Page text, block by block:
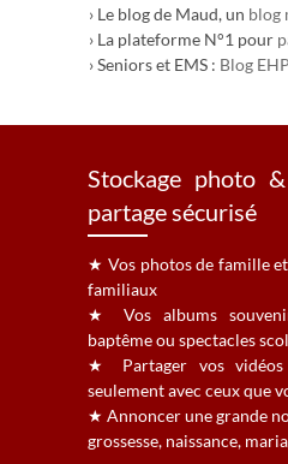
› Le blog de Maud, un blog
› La plateforme N°1 pour
› Seniors et EMS : Blog
Stockage photo
partage sécurisé
★ Vos photos de famille
familiaux
★ Vos albums
baptême ou spectacles
★ Partager vos vidéos
seulement avec ceux que
★ Annoncer une grande
grossesse, naissance,